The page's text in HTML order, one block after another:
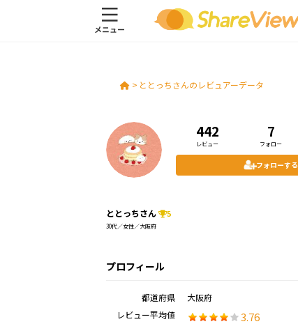
> ととっちさんのレビュアーデータ
442
レビュー
7
フォロー
フォローする
ととっちさん 5
30代／女性／大阪府
プロフィール
都道府県
大阪府
レビュー平均値
3.76